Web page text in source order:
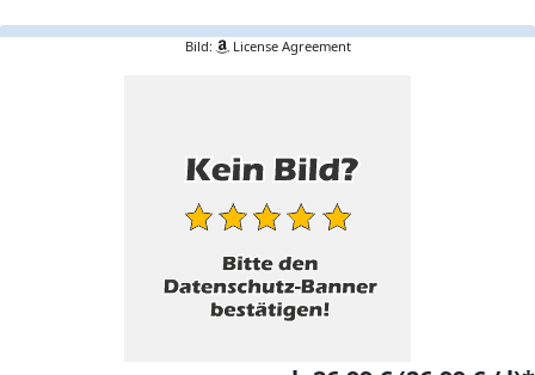
Bild: License Agreement